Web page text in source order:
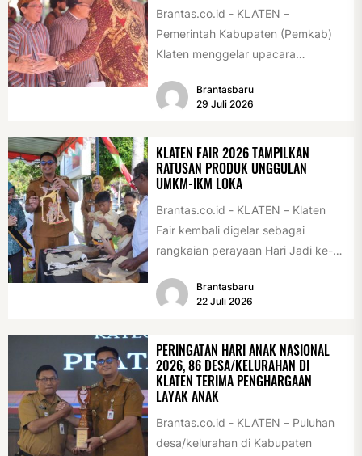
Brantas.co.id - KLATEN –
Pemerintah Kabupaten (Pemkab)
Klaten menggelar upacara
di Alun-alun Klaten, Selasa
Brantasbaru
29 Juli 2026
KLATEN FAIR 2026 TAMPILKAN
RATUSAN PRODUK UNGGULAN
UMKM-IKM LOKA
Brantas.co.id - KLATEN – Klaten
Fair kembali digelar sebagai
rangkaian perayaan Hari Jadi ke-
Acara ini digelar...
Brantasbaru
22 Juli 2026
PERINGATAN HARI ANAK NASIONAL
2026, 86 DESA/KELURAHAN DI
KLATEN TERIMA PENGHARGAAN
LAYAK ANAK
Brantas.co.id - KLATEN – Puluhan
desa/kelurahan di Kabupaten